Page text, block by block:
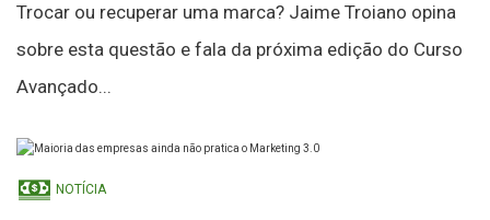
Trocar ou recuperar uma marca? Jaime Troiano opina
sobre esta questão e fala da próxima edição do Curso
Avançado...
NOTÍCIA